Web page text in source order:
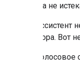
никогда не
Если
разговора. Вот